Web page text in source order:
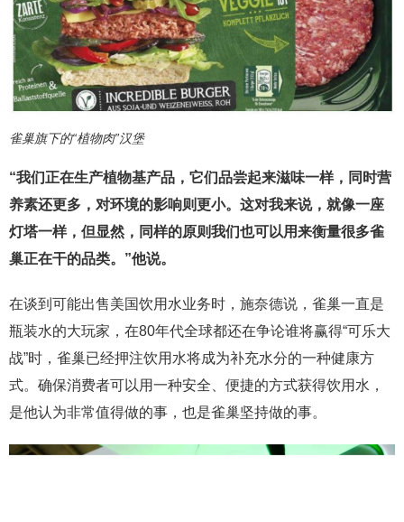
雀巢旗下的“植物肉”汉堡
“我们正在生产植物基产品，它们品尝起来滋味一样，同时营
养素还更多，对环境的影响则更小。这对我来说，就像一座
灯塔一样，但显然，同样的原则我们也可以用来衡量很多雀
巢正在干的品类。”他说。
在谈到可能出售美国饮用水业务时，施奈德说，雀巢一直是
瓶装水的大玩家，在80年代全球都还在争论谁将赢得“可乐大
战”时，雀巢已经押注饮用水将成为补充水分的一种健康方
式。确保消费者可以用一种安全、便捷的方式获得饮用水，
是他认为非常值得做的事，也是雀巢坚持做的事。